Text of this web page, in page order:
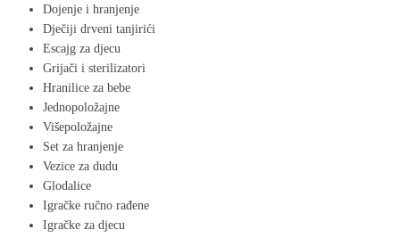
Dojenje i hranjenje
Dječiji drveni tanjirići
Escajg za djecu
Grijači i sterilizatori
Hranilice za bebe
Jednopoložajne
Višepoložajne
Set za hranjenje
Vezice za dudu
Glodalice
Igračke ručno rađene
Igračke za djecu